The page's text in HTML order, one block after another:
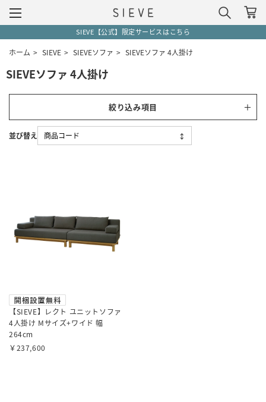
SIEVE【公式】限定サービスはこちら
ホーム > SIEVE > SIEVEソファ > SIEVEソファ 4人掛け
SIEVEソファ 4人掛け
絞り込み項目
【SIEVE】レクト ユニットソファ
4人掛け Mサイズ+ワイド 幅
264cm
￥237,600